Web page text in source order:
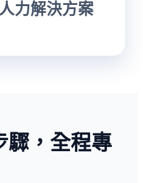
力解決方案
驟，全程專